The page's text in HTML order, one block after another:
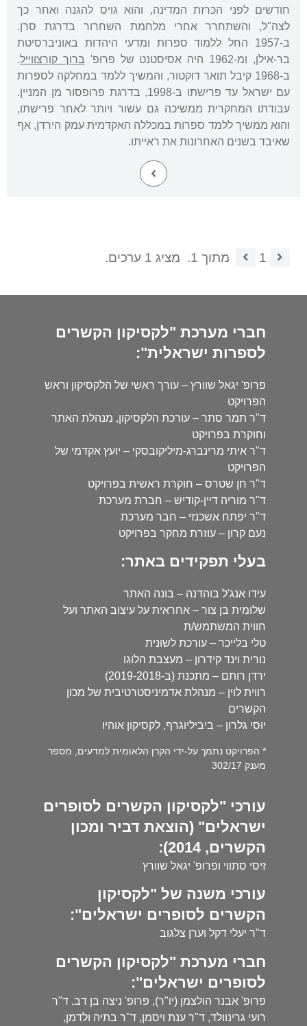
חודשים לפני הכרזת המדינה, והוא גויס להגנה ואחר כך
לצה"ל, והשתחרר אחרי מלחמת השחרור בדרגת סרן.
ב-1957 החל ללמוד ספרות ומדעי היהדות באוניברסיטת
בר-אילן, ומ-1962 היה אסיסטנט של פרופ'
ברוך קורצווייל.
ב-1968 קיבל תואר דוקטור, והמשיך ללמד במחלקה לספרות
עם ישראל עד פרישתו ב-1998, בדרגת פרופסור מן המניין.
עבודתו המחקרית ממשיכה גם עשור ויותר לאחר פרישתו,
והוא ממשיך ללמד ספרות במכללה האקדמית עמק הירדן, אף
שאיבד בשנים האחרונות את ראייתו.
1 מתוך 1. מציג 1 ערכים.
חברי מערכת "לקסיקון הקשרים
לספרות ישראלית":
פרופ' יגאל שוורץ – עורך ראשי של הלקסיקון וראש
הפרויקט
ד"ר תמר סתר – עורכת הלקסיקון, מנהלת האתר
וחוקרת בפרויקט
ד"ר איתי מרינברג-מיליקובסקי – יועץ אקדמי של
הפרויקט
ד"ר חן שטרס – חוקרת ראשית בפרויקט
ד"ר מוריה דיין-קודיש – חברת מערכת
ד"ר יפתח אשכנזי – חבר מערכת
נעם קרון – עוזרת מחקר בפרויקט
בעלי תפקידים באתר:
עידו אנג'ל בוהדנה – בונה האתר
שלומית בן צור – אחראית על עיצוב האתר ועל
חווית המשתמש/ת
טלי בלייכר – עורכת לשונית
נורית וינד קידרון – מעצבת הלוגו
ירדן רותם – מתכנת (ב-2019-2018)
רווית לוין – מנהלת אדמיניסטרטיבית של מכון
הקשרים
יוסי גלרון – ביביליוגרף, לקסיקון אוהיו
* הפרויקט נתמך על-ידי הקרן הלאומית למדעים, מספר
מענק 302/17
עורכי "לקסיקון הקשרים לסופרים
ישראלים" (הוצאת דביר ומכון
הקשרים, 2014):
זיסי סתווי ופרופ' יגאל שוורץ
עורכי משנה של "לקסיקון
הקשרים לסופרים ישראלים":
ד"ר יעלי דקל וערן צלגוב
חברי מערכת "לקסיקון הקשרים
לסופרים ישראלים":
פרופ' אבנר הולצמן (יו"ר), פרופ' ניצה בן דב, ד"ר
רועי גרינוולד, ד"ר ענת ויסמן, ד"ר בתיה ולדמן,